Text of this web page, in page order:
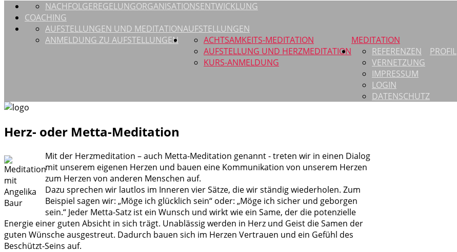
ORGANISATIONSENTWICKLUNG
NACHFOLGEREGELUNG
COACHING
AUFSTELLUNGEN
AUFSTELLUNGEN UND MEDITATION
ANMELDUNG ZU AUFSTELLUNGEN
MEDITATION
ACHTSAMKEITS-MEDITATION
AUFSTELLUNG UND HERZMEDITATION
KURS-ANMELDUNG
PROFIL
REFERENZEN
VERNETZUNG
IMPRESSUM
LOGIN
DATENSCHUTZ
Herz- oder Metta-Meditation
Mit der Herzmeditation – auch Metta-Meditation genannt - treten wir in einen Dialog
mit unserem eigenen Herzen und bauen eine Kommunikation von unserem Herzen
zum Herzen von anderen Menschen auf.
Dazu sprechen wir lautlos im Inneren vier Sätze, die wir ständig wiederholen. Zum
Beispiel sagen wir: „Möge ich glücklich sein“ oder: „Möge ich sicher und geborgen
sein.“ Jeder Metta-Satz ist ein Wunsch und wirkt wie ein Same, der die potenzielle
Energie einer guten Absicht in sich trägt. Unablässig werden in Herz und Geist die Samen der
guten Wünsche ausgestreut. Dadurch bauen sich im Herzen Vertrauen und ein Gefühl des
Beschützt-Seins auf.